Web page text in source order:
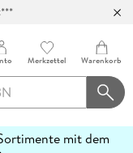
Merkzettel Warenkorb
mit dem